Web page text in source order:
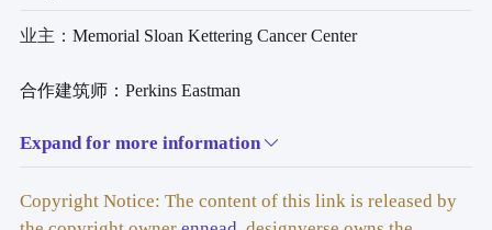
业主： Memorial Sloan Kettering Cancer Center
合作建筑师：Perkins Eastman
建筑面积：730,000平方英尺
可持续设计：LEED金级
Expand for more information
Copyright Notice: The content of this link is released by